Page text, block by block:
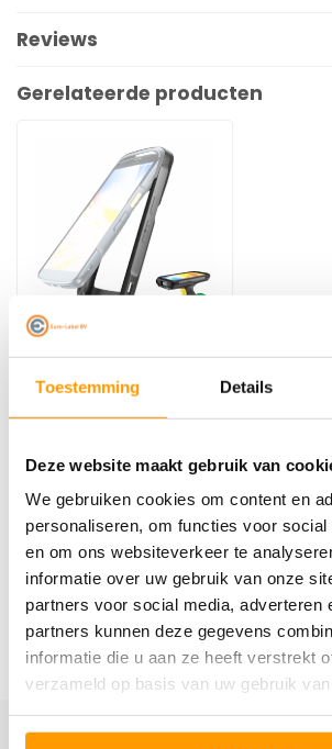
Toestemming Details
Deze website maakt gebruik van
We gebruiken cookies om content en
personaliseren, om functies voor social
en om ons websiteverkeer te
informatie over uw gebruik van onze
partners voor social media, adverteren
partners kunnen deze gegevens
informatie die u aan ze heeft verstrekt
verzameld op basis van uw gebruik
Reviews
Gerelateerde producten
ZEBRA
Protective case voor
TC22 / 27
€45,00